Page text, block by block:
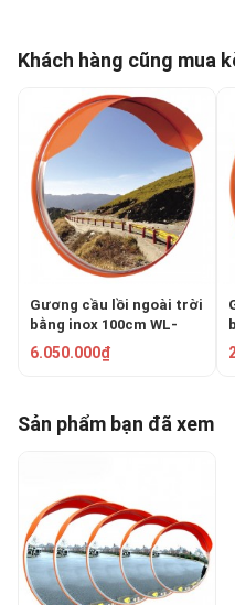
Khách hàng cũng mua
Gương cầu lồi ngoài trời
bằng inox 100cm WL-
870G-100
6.050.000₫
Sản phẩm bạn đã xem